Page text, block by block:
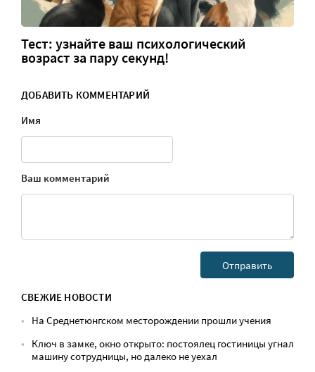
Тест: узнайте ваш психологический
возраст за пару секунд!
ДОБАВИТЬ КОММЕНТАРИЙ
Имя
Ваш комментарий
СВЕЖИЕ НОВОСТИ
На Среднетюнгском месторождении прошли учения
Ключ в замке, окно открыто: постоялец гостиницы угнал
машину сотрудницы, но далеко не уехал